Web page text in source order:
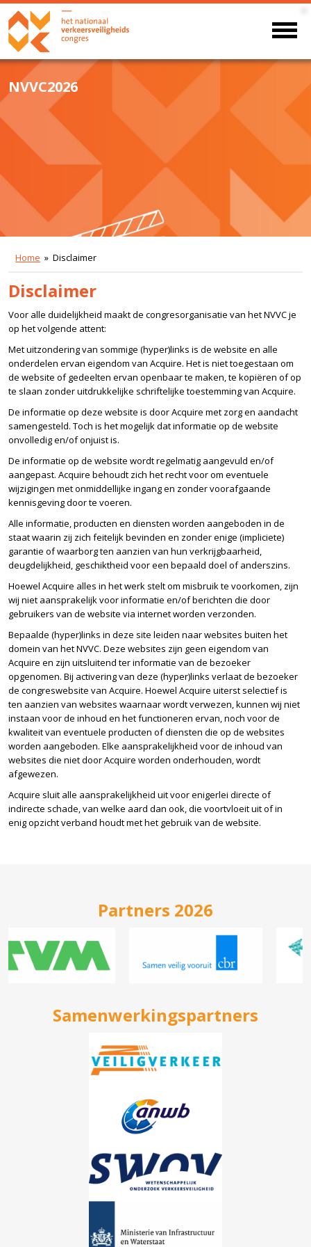
NVVC2026
Home » Disclaimer
Disclaimer
Voor alle duidelijkheid maakt de congresorganisatie van het NVVC je
op het volgende attent:
Met uitzondering van sommige (hyper)links is de website en alle
onderdelen ervan eigendom van Acquire. Het is niet toegestaan om
de website of gedeelten ervan openbaar te maken, te kopiëren of op
te slaan zonder uitdrukkelijke schriftelijke toestemming van Acquire.
De informatie op deze website is door Acquire met zorg en aandacht
samengesteld. Toch is het mogelijk dat informatie op de website
onvolledig en/of onjuist is.
De informatie op de website wordt regelmatig aangevuld en/of
aangepast. Acquire behoudt zich het recht voor om eventuele
wijzigingen met onmiddellijke ingang en zonder voorafgaande
kennisgeving door te voeren.
Alle informatie, producten en diensten worden aangeboden in de
staat waarin zij zich feitelijk bevinden en zonder enige (impliciete)
garantie of waarborg ten aanzien van hun verkrijgbaarheid,
deugdelijkheid, geschiktheid voor een bepaald doel of anderszins.
Hoewel Acquire alles in het werk stelt om misbruik te voorkomen, zijn
wij niet aansprakelijk voor informatie en/of berichten die door
gebruikers van de website via internet worden verzonden.
Bepaalde (hyper)links in deze site leiden naar websites buiten het
domein van het NVVC. Deze websites zijn geen eigendom van
Acquire en zijn uitsluitend ter informatie van de bezoeker
opgenomen. Bij activering van deze (hyper)links verlaat de bezoeker
de congreswebsite van Acquire. Hoewel Acquire uiterst selectief is
ten aanzien van websites waarnaar wordt verwezen, kunnen wij niet
instaan voor de inhoud en het functioneren ervan, noch voor de
kwaliteit van eventuele producten of diensten die op de websites
worden aangeboden. Elke aansprakelijkheid voor de inhoud van
websites die niet door Acquire worden onderhouden, wordt
afgewezen.
Acquire sluit alle aansprakelijkheid uit voor enigerlei directe of
indirecte schade, van welke aard dan ook, die voortvloeit uit of in
enig opzicht verband houdt met het gebruik van de website.
Partners 2026
Samenwerkingspartners